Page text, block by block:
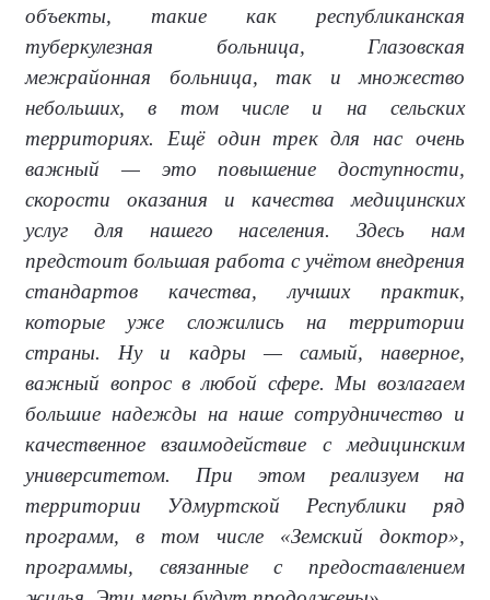
объекты, такие как республиканская
туберкулезная больница, Глазовская
межрайонная больница, так и множество
небольших, в том числе и на сельских
территориях. Ещё один трек для нас очень
важный — это повышение доступности,
скорости оказания и качества медицинских
услуг для нашего населения. Здесь нам
предстоит большая работа с учётом внедрения
стандартов качества, лучших практик,
которые уже сложились на территории
страны. Ну и кадры — самый, наверное,
важный вопрос в любой сфере. Мы возлагаем
большие надежды на наше сотрудничество и
качественное взаимодействие с медицинским
университетом. При этом реализуем на
территории Удмуртской Республики ряд
программ, в том числе «Земский доктор»,
программы, связанные с предоставлением